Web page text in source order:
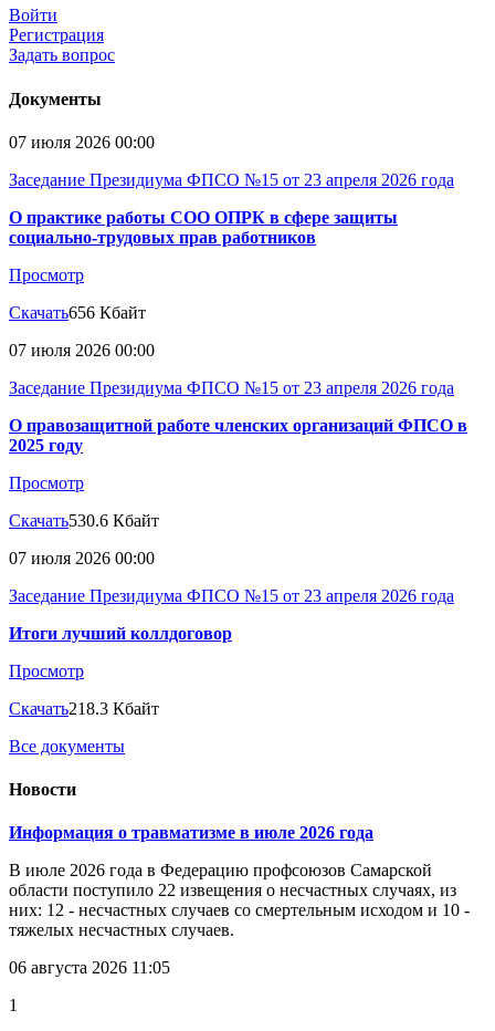
Войти
Регистрация
Задать вопрос
Документы
07 июля 2026 00:00
Заседание Президиума ФПСО №15 от 23 апреля 2026 года
О практике работы СОО ОПРК в сфере защиты
социально-трудовых прав работников
Просмотр
Скачать656 Кбайт
07 июля 2026 00:00
Заседание Президиума ФПСО №15 от 23 апреля 2026 года
О правозащитной работе членских организаций ФПСО в
2025 году
Просмотр
Скачать530.6 Кбайт
07 июля 2026 00:00
Заседание Президиума ФПСО №15 от 23 апреля 2026 года
Итоги лучший коллдоговор
Просмотр
Скачать218.3 Кбайт
Все документы
Новости
Информация о травматизме в июле 2026 года
В июле 2026 года в Федерацию профсоюзов Самарской
области поступило 22 извещения о несчастных случаях, из
них: 12 - несчастных случаев со смертельным исходом и 10 -
тяжелых несчастных случаев.
06 августа 2026 11:05
1